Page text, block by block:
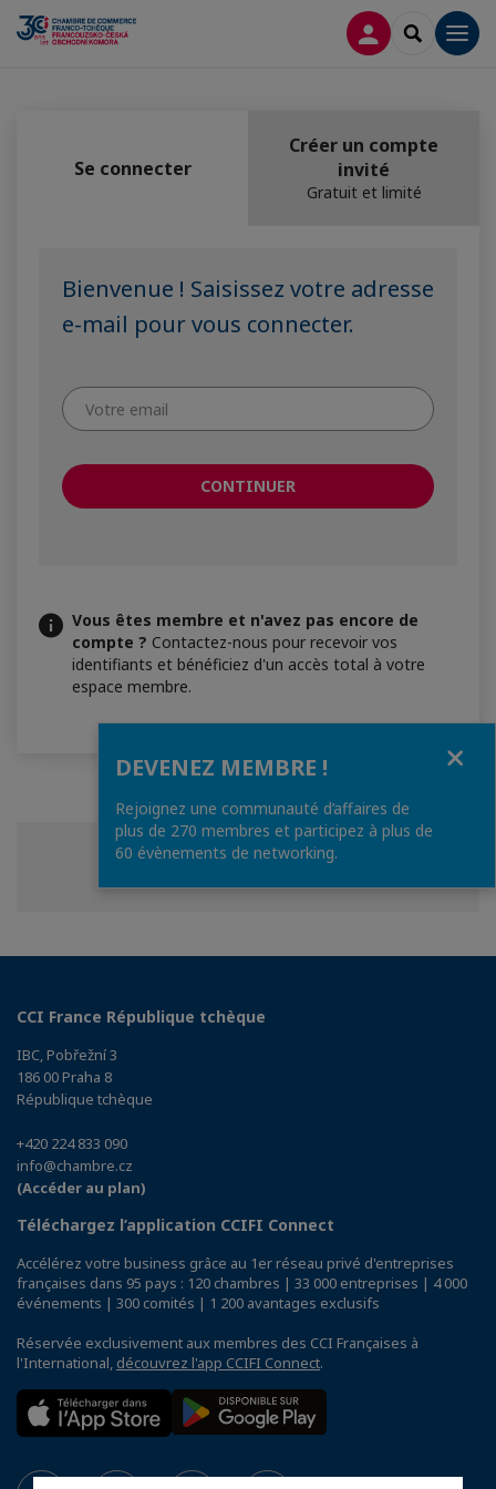
CONNEXION
Se connecter
Créer un compte
invité
Gratuit et limité
Bienvenue ! Saisissez votre adresse
e-mail pour vous connecter.
CONTINUER
Vous êtes membre et n'avez pas encore de
compte ? Contactez-nous pour recevoir vos
identifiants et bénéficiez d'un accès total à votre
espace membre.
Partager cette page
Partager
sur sur sur
CCI France République tchèque
IBC, Pobřežní 3
186 00 Praha 8
République tchèque
+420 224 833 090
info@chambre.cz
(Accéder au plan)
Téléchargez l’application CCIFI Connect
Accélérez votre business grâce au 1er réseau privé d'entreprises
françaises dans 95 pays : 120 chambres | 33 000 entreprises | 4 000
événements | 300 comités | 1 200 avantages exclusifs
Réservée exclusivement aux membres des CCI Françaises à
l'International, découvrez l'app CCIFI Connect.
DEVENEZ MEMBRE !
Rejoignez une communauté d’affaires de
plus de 270 membres et participez à plus de
60 évènements de networking.